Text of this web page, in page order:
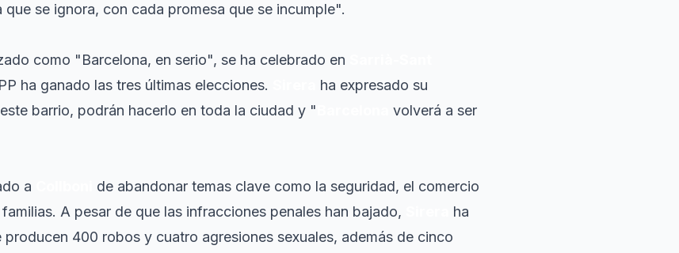
se ignora, con cada promesa que se incumple".
como "Barcelona, en serio", se ha celebrado en
ha ganado las tres últimas elecciones.
ha expresado su
barrio, podrán hacerlo en toda la ciudad y "
volverá a ser
a
de abandonar temas clave como la seguridad, el comercio
A pesar de que las infracciones penales han bajado,
ha
400 robos y cuatro agresiones sexuales, además de cinco